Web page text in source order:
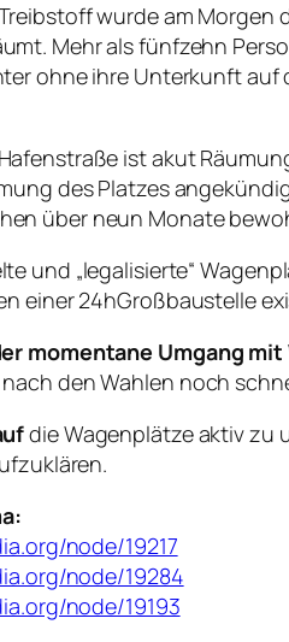
wurde am Morgen
Mehr als fünfzehn
ohne ihre Unterkunft auf
ist akut
des Platzes
über neun Monate
und „legalisierte“
einer 24hGroßbaustelle
momentane Umgang
nach den Wahlen noch
die Wagenplätze aktiv zu
node/19217
node/19284
node/19193